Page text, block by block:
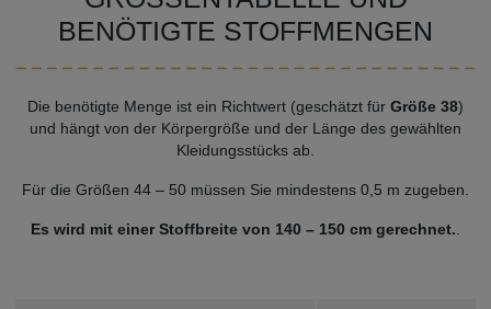
BENÖTIGTE STOFFMENGEN
Die benötigte Menge ist ein Richtwert (geschätzt für Größe 38)
und hängt von der Körpergröße und der Länge des gewählten
Kleidungsstücks ab.
Für die Größen 44 – 50 müssen Sie mindestens 0,5 m zugeben.
Es wird mit einer Stoffbreite von 140 – 150 cm gerechnet.